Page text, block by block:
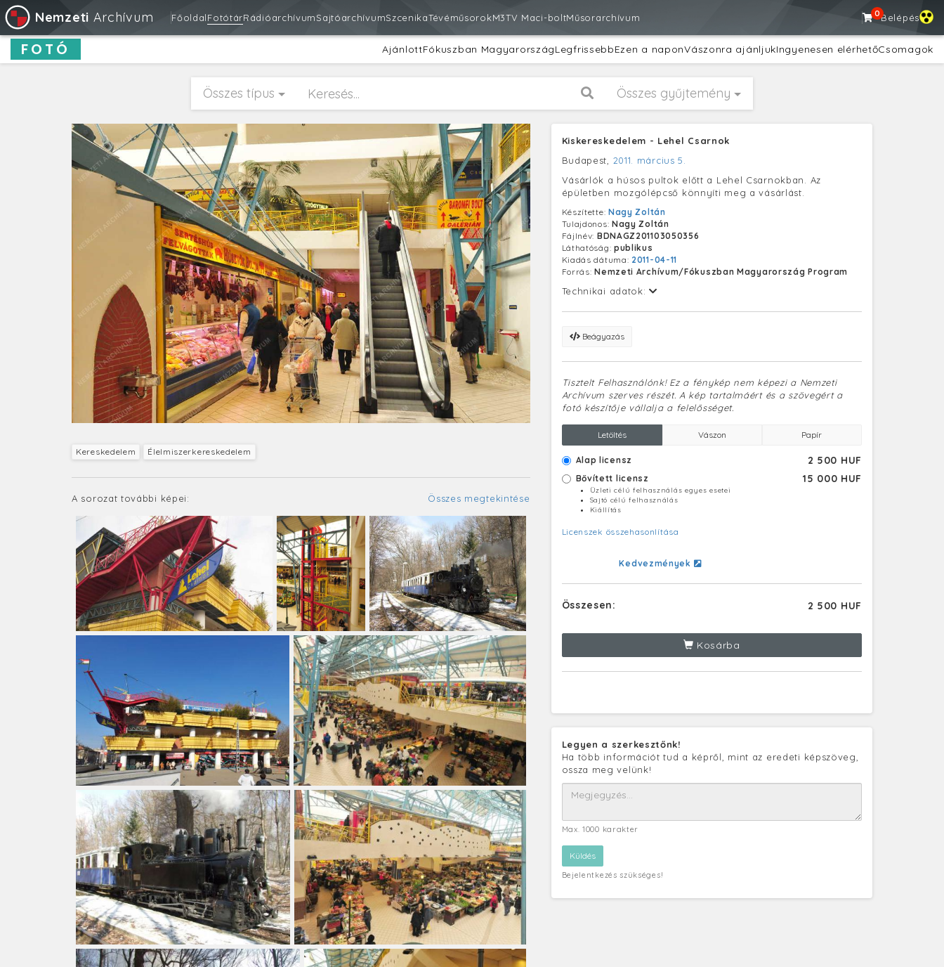
Nemzeti Archívum FőoldalFotótárRádióarchívumSajtóarchívumSzcenikaTévéműsorokM3TV Maci-boltMűsorarchívum 0Belépés
FOTÓ AjánlottFókuszban MagyarországLegfrissebbEzen a naponVászonra ajánljukIngyenesen elérhetőCsomagok
Összes típus Összes gyűjtemény
Kereskedelem Élelmiszerkereskedelem
A sorozat további képei: Összes megtekintése
Kiskereskedelem - Lehel Csarnok
Budapest, 2011. március 5.
Vásárlók a húsos pultok előtt a Lehel Csarnokban. Az
épületben mozgólépcső könnyíti meg a vásárlást.
Készítette: Nagy Zoltán
Tulajdonos: Nagy Zoltán
Fájlnév: BDNAGZ201103050356
Láthatóság: publikus
Kiadás dátuma: 2011-04-11
Forrás:Nemzeti Archívum/Fókuszban Magyarország Program
Technikai adatok:
Beágyazás
Tisztelt Felhasználónk! Ez a fénykép nem képezi a Nemzeti
Archívum szerves részét. A kép tartalmáért és a szövegért a
fotó készítője vállalja a felelősséget.
Letöltés Vászon Papír
Alap licensz 2 500 HUF
Bővített licensz 15 000 HUF
Üzleti célú felhasználás egyes esetei
Sajtó célú felhasználás
Kiállítás
Licenszek összehasonlítása
Kedvezmények
Összesen: 2 500 HUF
Kosárba
Legyen a szerkesztőnk!
Ha több információt tud a képről, mint az eredeti képszöveg,
ossza meg velünk!
Max. 1000 karakter
Bejelentkezés szükséges!